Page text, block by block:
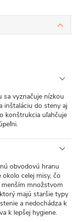
sa vyznačuje nízkou
inštaláciu do steny aj
konštrukcia uľahčuje
obvodovú hranu
celej misy, čo
množstvom
majú staršie typy
a nedochádza k
k lepšej hygiene.